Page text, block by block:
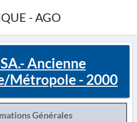
- AGO
Ancienne
Métropole - 2000
Générales